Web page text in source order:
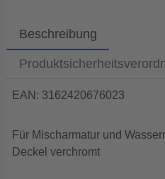
Beschreibung
EAN: 3162420676023
Für Mischarmatur und
Deckel verchromt